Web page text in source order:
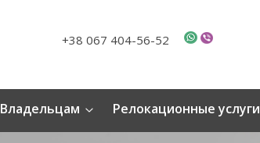
+38 067 404-56-52
Владельцам Релокационные услуги